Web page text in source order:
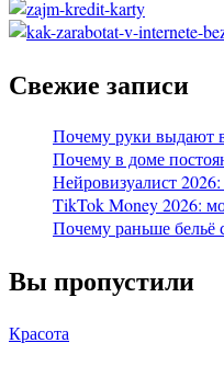
Свежие записи
Почему руки выдают
Почему в доме
Нейровизуалист
TikTok Money 2026:
Почему раньше бельё
Вы пропустили
Красота